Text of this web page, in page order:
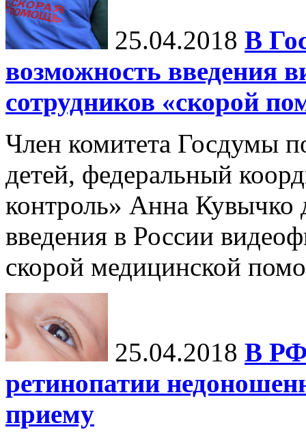
25.04.2018 В
возможность введения
сотрудников «скорой
Член комитета Госдумы
детей, федеральный
контроль» Анна Кувычко
введения в России
скорой медицинской
25.04.2018 В РФ
ретинопатии
приему